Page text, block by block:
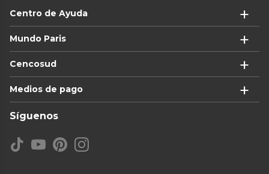
Centro de Ayuda
Mundo Paris
Cencosud
Medios de pago
Síguenos